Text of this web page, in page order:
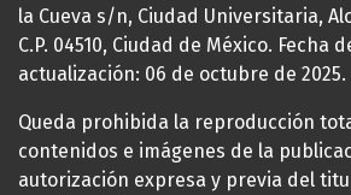
la Cueva s/n, Ciudad Universitaria,
C.P. 04510, Ciudad de México. Fecha
actualización: 06 de octubre de 2025.
Queda prohibida la reproducción
contenidos e imágenes de la
autorización expresa y previa del